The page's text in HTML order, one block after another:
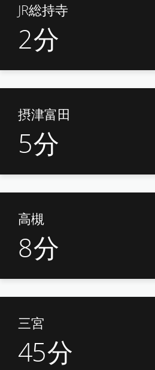
JR総持寺
2分
摂津富田
5分
高槻
8分
三宮
45分